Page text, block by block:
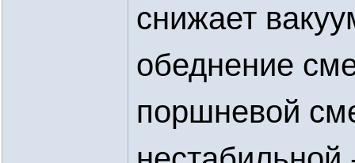
снижает
обеднение
поршневой